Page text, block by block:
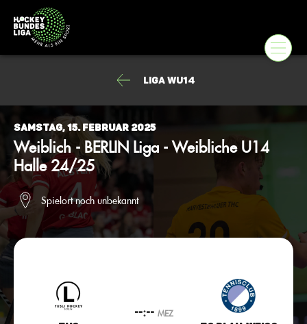
Liga wU14
Samstag, 15. Februar 2025
Weiblich - BERLIN Liga - Weibliche U14
Halle 24/25
Spielort noch unbekannt
--:-- MEZ